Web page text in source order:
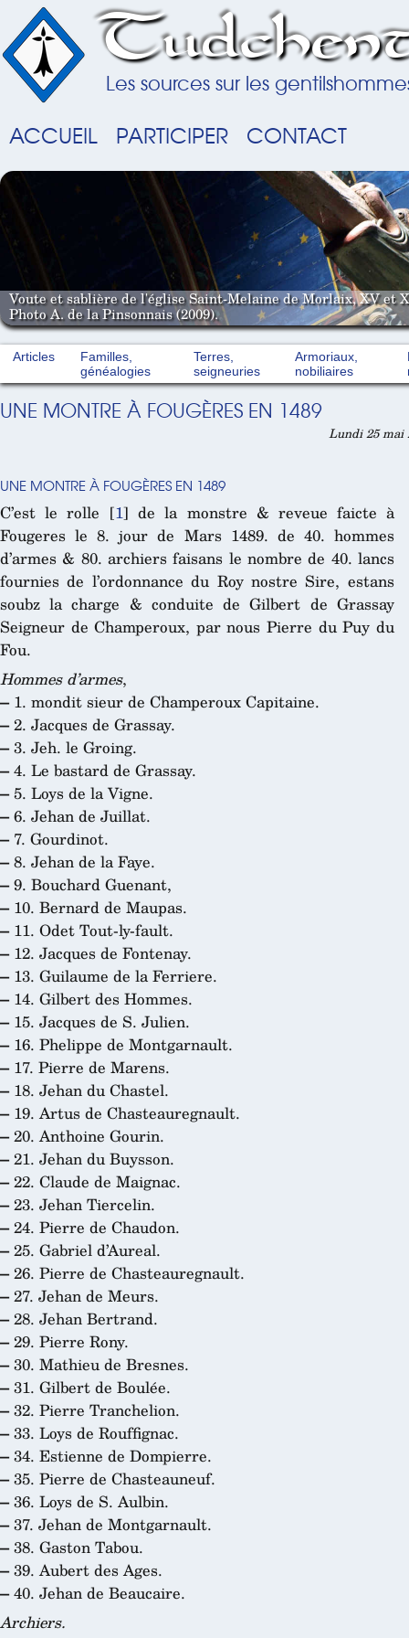
Les sources sur les
ACCUEIL PARTICIPER CONTACT
Voute et sablière de l'église Saint-Melaine de Morlaix, XV et
Photo A. de la Pinsonnais (2009).
Articles
Familles,
généalogies
Terres,
seigneuries
Armoriaux,
nobiliaires
UNE MONTRE À FOUGÈRES EN 1489
Lundi 25 mai
UNE MONTRE À FOUGÈRES EN 1489
C’est le rolle [1] de la monstre & reveue faicte à
Fougeres le 8. jour de Mars 1489. de 40. hommes
d’armes & 80. archiers faisans le nombre de 40. lancs
fournies de l’ordonnance du Roy nostre Sire, estans
soubz la charge & conduite de Gilbert de Grassay
Seigneur de Champeroux, par nous Pierre du Puy du
Fou.
Hommes d’armes,
–1. mondit sieur de Champeroux Capitaine.
–2. Jacques de Grassay.
–3. Jeh. le Groing.
–4. Le bastard de Grassay.
–5. Loys de la Vigne.
–6. Jehan de Juillat.
–7. Gourdinot.
–8. Jehan de la Faye.
–9. Bouchard Guenant,
–10. Bernard de Maupas.
–11. Odet Tout-ly-fault.
–12. Jacques de Fontenay.
–13. Guilaume de la Ferriere.
–14. Gilbert des Hommes.
–15. Jacques de S. Julien.
–16. Phelippe de Montgarnault.
–17. Pierre de Marens.
–18. Jehan du Chastel.
–19. Artus de Chasteauregnault.
–20. Anthoine Gourin.
–21. Jehan du Buysson.
–22. Claude de Maignac.
–23. Jehan Tiercelin.
–24. Pierre de Chaudon.
–25. Gabriel d’Aureal.
–26. Pierre de Chasteauregnault.
–27. Jehan de Meurs.
–28. Jehan Bertrand.
–29. Pierre Rony.
–30. Mathieu de Bresnes.
–31. Gilbert de Boulée.
–32. Pierre Tranchelion.
–33. Loys de Rouffignac.
–34. Estienne de Dompierre.
–35. Pierre de Chasteauneuf.
–36. Loys de S. Aulbin.
–37. Jehan de Montgarnault.
–38. Gaston Tabou.
–39. Aubert des Ages.
–40. Jehan de Beaucaire.
Archiers.